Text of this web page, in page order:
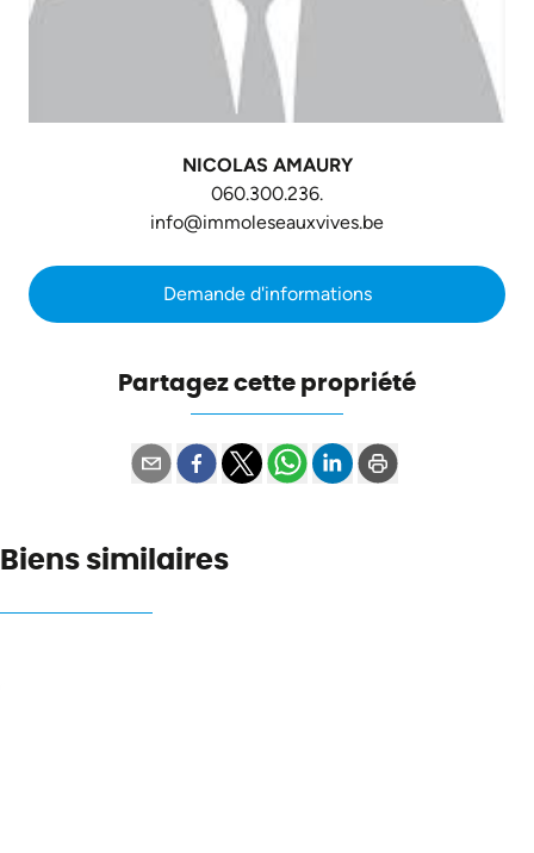
NICOLAS AMAURY
060.300.236.
info@immoleseauxvives.be
Demande d'informations
Partagez cette propriété
Biens similaires